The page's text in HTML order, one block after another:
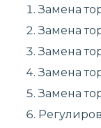
Замена
Замена
Замена
Замена
Замена